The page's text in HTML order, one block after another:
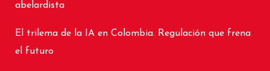
abelardista
El trilema de la IA en Colombia. Regulación que frena
el futuro